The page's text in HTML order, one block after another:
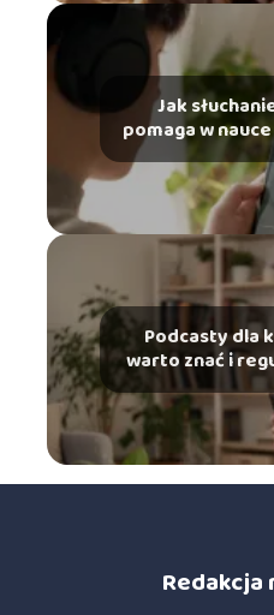
Jak
pomaga w
Podcasty dla
warto znać i
Redakcja